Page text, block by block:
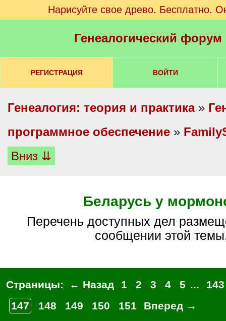
Нарисуйте свое древо. Бесплатно.
Генеалогический
РЕГИСТРАЦИЯ ВОЙТИ
Генеалогия: теория и практика»
программное обеспечение »
Вниз ⇊
Беларусь у
Перечень доступных дел размещен в первом
сообщении этой
Страницы: ← Назад 1 2 3 4 5 ...
143
147
148 149 150 151 Вперед →